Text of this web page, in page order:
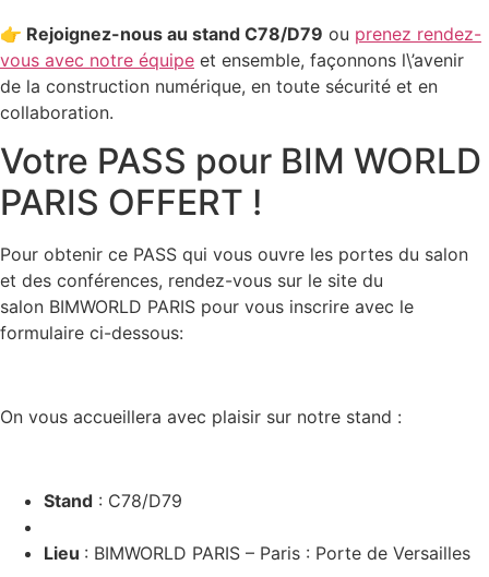
👉 Rejoignez-nous au stand C78/D79 ou prenez rendez-
vous avec notre équipe et ensemble, façonnons l\’avenir
de la construction numérique, en toute sécurité et en
collaboration.
Votre PASS pour BIM WORLD
PARIS OFFERT !
Pour obtenir ce PASS qui vous ouvre les portes du salon
et des conférences, rendez-vous sur le site du
salon BIMWORLD PARIS pour vous inscrire avec le
formulaire ci-dessous:
On vous accueillera avec plaisir sur notre stand :
Stand : C78/D79
Lieu : BIMWORLD PARIS – Paris : Porte de Versailles